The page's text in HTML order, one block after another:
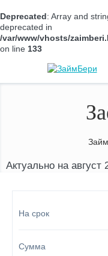
Deprecated: Array and
deprecated in
/var/www/vhosts/
on line 133
Актуально на август